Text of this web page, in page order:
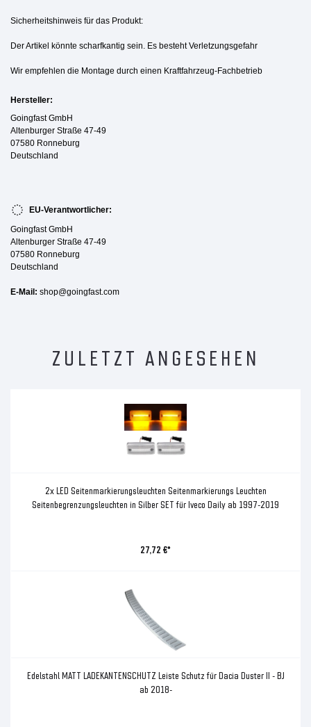
Sicherheitshinweis für das Produkt:
Der Artikel könnte scharfkantig sein. Es besteht Verletzungsgefahr
Wir empfehlen die Montage durch einen Kraftfahrzeug-Fachbetrieb
Hersteller:
Goingfast GmbH
Altenburger Straße 47-49
07580 Ronneburg
Deutschland
EU-Verantwortlicher:
Goingfast GmbH
Altenburger Straße 47-49
07580 Ronneburg
Deutschland
E-Mail: shop@goingfast.com
ZULETZT ANGESEHEN
2x LED Seitenmarkierungsleuchten Seitenmarkierungs Leuchten
Seitenbegrenzungsleuchten in Silber SET für Iveco Daily ab 1997-2019
27,72 €*
Edelstahl MATT LADEKANTENSCHUTZ Leiste Schutz für Dacia Duster II - BJ
ab 2018-